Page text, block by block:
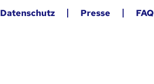
Datenschutz Presse FAQ